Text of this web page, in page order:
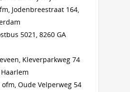
Jodenbreestraat 164,
5021, 8260 GA
Kleverparkweg 74
ofm, Oude Velperweg 54